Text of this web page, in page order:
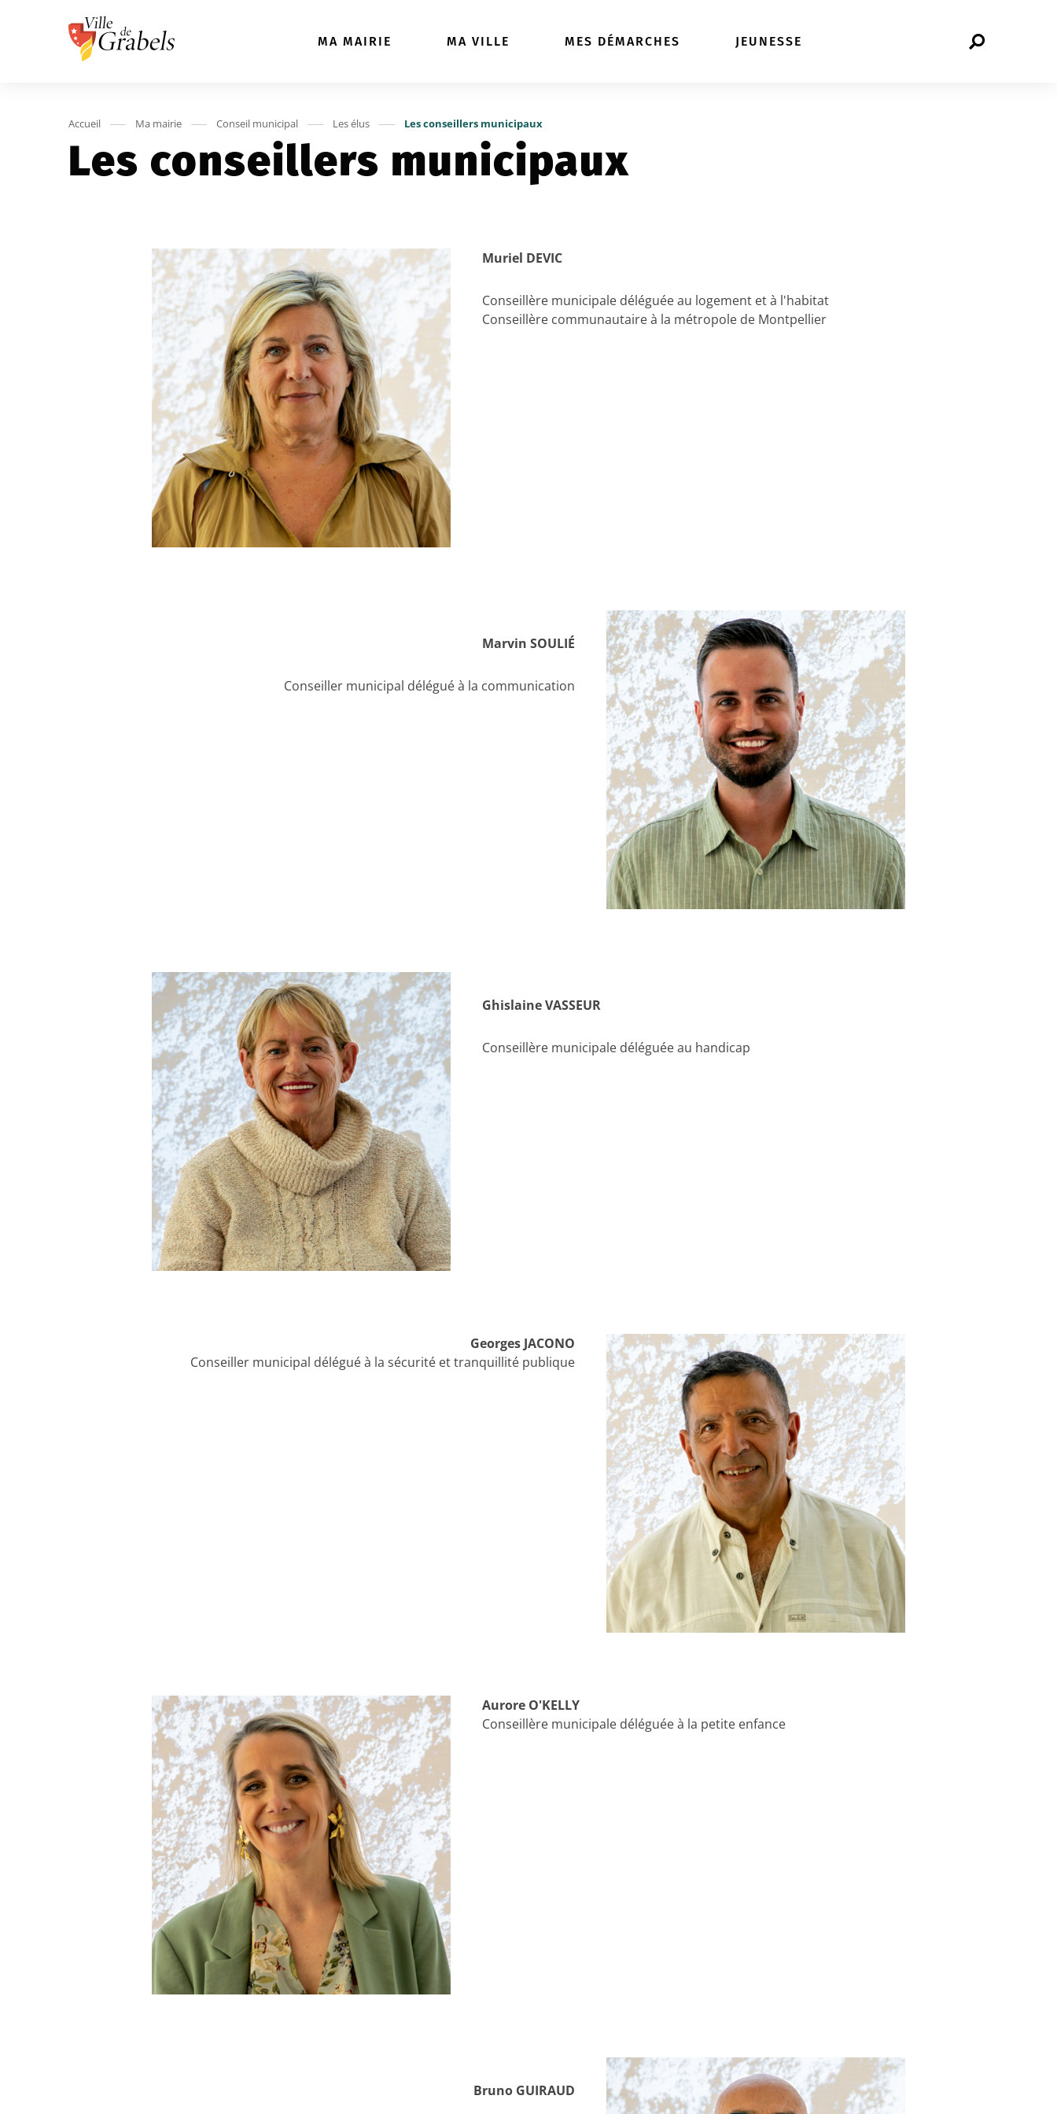
MA MAIRIE MA VILLE MES DÉMARCHES JEUNESSE
Accueil Ma mairie Conseil municipal Les élus Les conseillers municipaux
Les conseillers municipaux
Muriel DEVIC
Conseillère municipale déléguéeau logement et à l'habitat
Conseillère communautaire à la métropole de Montpellier
Marvin SOULIÉ
Conseiller municipal délégué à la communication
Ghislaine VASSEUR
Conseillère municipale déléguée au handicap
Georges JACONO
Conseiller municipal délégué à la sécurité et tranquillité publique
Aurore O'KELLY
Conseillère municipale déléguée à la petite enfance
Bruno GUIRAUD